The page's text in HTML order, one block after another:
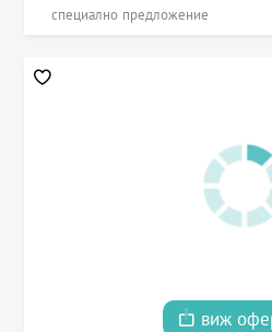
специално предложение
виж